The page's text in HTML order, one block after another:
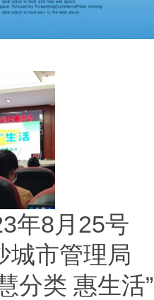
年8月25号
城市管理局
分类 惠生